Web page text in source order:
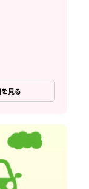
見る